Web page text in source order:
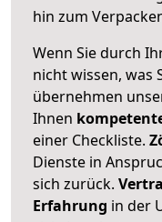
hin zum
Wenn Sie durch
nicht wissen, was
übernehmen
Ihnen
einer Checkliste.
Dienste in
sich zurück.
Erfahrung in der